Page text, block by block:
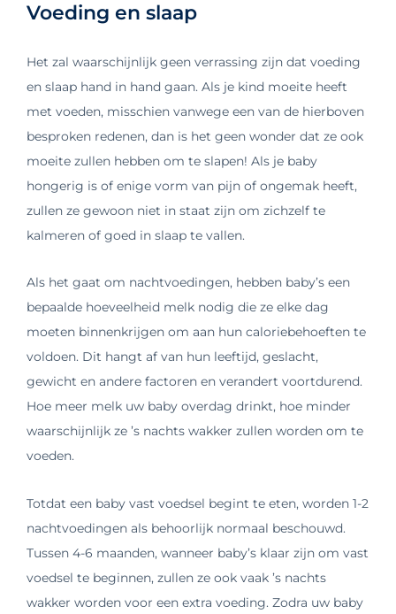
Voeding en slaap
Het zal waarschijnlijk geen verrassing zijn dat voeding
en slaap hand in hand gaan. Als je kind moeite heeft
met voeden, misschien vanwege een van de hierboven
besproken redenen, dan is het geen wonder dat ze ook
moeite zullen hebben om te slapen! Als je baby
hongerig is of enige vorm van pijn of ongemak heeft,
zullen ze gewoon niet in staat zijn om zichzelf te
kalmeren of goed in slaap te vallen.
Als het gaat om nachtvoedingen, hebben baby’s een
bepaalde hoeveelheid melk nodig die ze elke dag
moeten binnenkrijgen om aan hun caloriebehoeften te
voldoen. Dit hangt af van hun leeftijd, geslacht,
gewicht en andere factoren en verandert voortdurend.
Hoe meer melk uw baby overdag drinkt, hoe minder
waarschijnlijk ze ’s nachts wakker zullen worden om te
voeden.
Totdat een baby vast voedsel begint te eten, worden 1-2
nachtvoedingen als behoorlijk normaal beschouwd.
Tussen 4-6 maanden, wanneer baby’s klaar zijn om vast
voedsel te beginnen, zullen ze ook vaak ’s nachts
wakker worden voor een extra voeding. Zodra uw baby